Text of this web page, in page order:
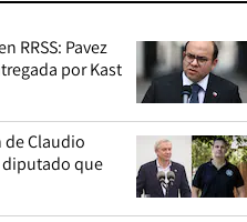
RRSS: Pavez
por Kast
de Claudio
diputado que